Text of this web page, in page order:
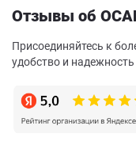
Отзывы об
Присоединяйтесь к
удобство и